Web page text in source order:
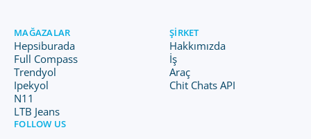
MAĞAZALAR
Hepsiburada
Full Compass
Trendyol
Ipekyol
N11
LTB Jeans
ŞIRKET
Hakkımızda
İş
Araç
Chit Chats API
FOLLOW US